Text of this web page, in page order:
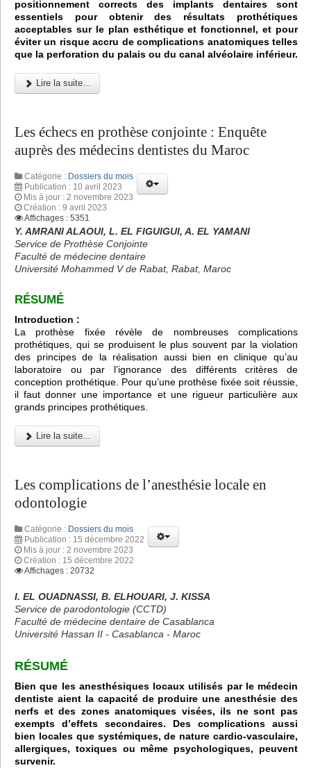
positionnement corrects des implants dentaires sont
essentiels pour obtenir des résultats prothétiques
acceptables sur le plan esthétique et fonctionnel, et pour
éviter un risque accru de complications anatomiques telles
que la perforation du palais ou du canal alvéolaire inférieur.
Lire la suite...
Les échecs en prothèse conjointe : Enquête
auprès des médecins dentistes du Maroc
Catégorie : Dossiers du mois
Publication : 10 avril 2023
Mis à jour : 2 novembre 2023
Création : 9 avril 2023
Affichages : 5351
Y. AMRANI ALAOUI, L. EL FIGUIGUI, A. EL YAMANI
Service de Prothèse Conjointe
Faculté de médecine dentaire
Université Mohammed V de Rabat, Rabat, Maroc
RÉSUMÉ
Introduction :
La prothèse fixée révèle de nombreuses complications
prothétiques, qui se produisent le plus souvent par la violation
des principes de la réalisation aussi bien en clinique qu’au
laboratoire ou par l’ignorance des différents critères de
conception prothétique. Pour qu’une prothèse fixée soit réussie,
il faut donner une importance et une rigueur particulière aux
grands principes prothétiques.
Lire la suite...
Les complications de l’anesthésie locale en
odontologie
Catégorie : Dossiers du mois
Publication : 15 décembre 2022
Mis à jour : 2 novembre 2023
Création : 15 décembre 2022
Affichages : 20732
I. EL OUADNASSI, B. ELHOUARI, J. KISSA
Service de parodontologie (CCTD)
Faculté de médecine dentaire de Casablanca
Université Hassan II - Casablanca - Maroc
RÉSUMÉ
Bien que les anesthésiques locaux utilisés par le médecin
dentiste aient la capacité de produire une anesthésie des
nerfs et des zones anatomiques visées, ils ne sont pas
exempts d’effets secondaires. Des complications aussi
bien locales que systémiques, de nature cardio-vasculaire,
allergiques, toxiques ou même psychologiques, peuvent
survenir.